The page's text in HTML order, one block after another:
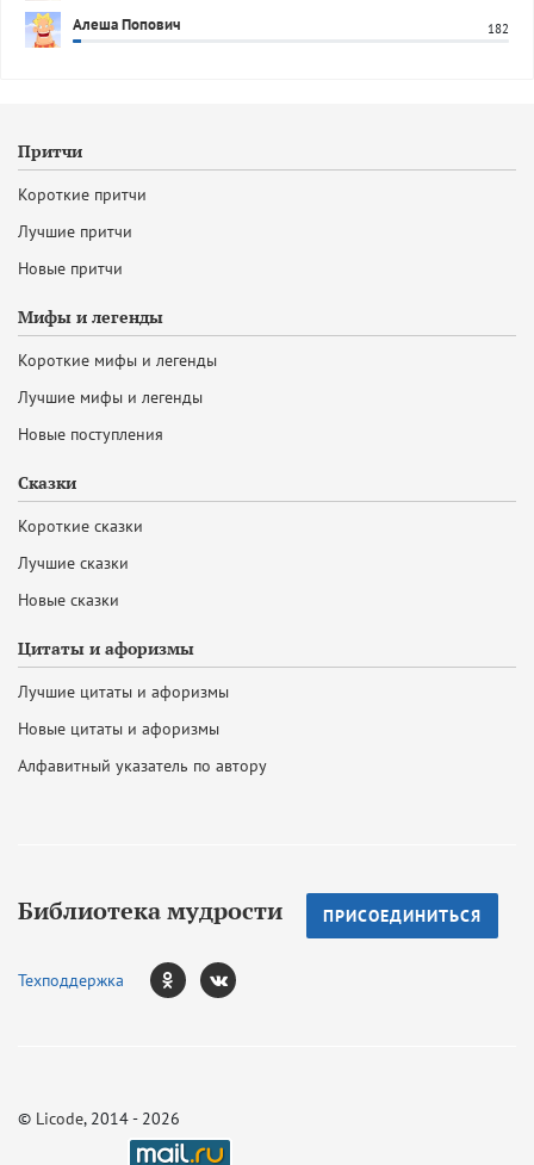
Алеша Попович 182
Притчи
Короткие притчи
Лучшие притчи
Новые притчи
Мифы и легенды
Короткие мифы и легенды
Лучшие мифы и легенды
Новые поступления
Сказки
Короткие сказки
Лучшие сказки
Новые сказки
Цитаты и афоризмы
Лучшие цитаты и афоризмы
Новые цитаты и афоризмы
Алфавитный указатель по автору
Библиотека мудрости ПРИСОЕДИНИТЬСЯ
Техподдержка
© Licode, 2014 - 2026